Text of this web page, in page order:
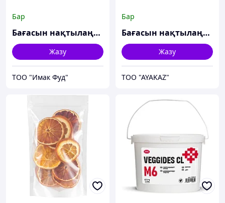
Бар
Бағасын нақтылаңыз
Жазу
ТОО "Имак Фуд"
Бар
Бағасын нақтылаңыз
Жазу
TOO "AYAKAZ"